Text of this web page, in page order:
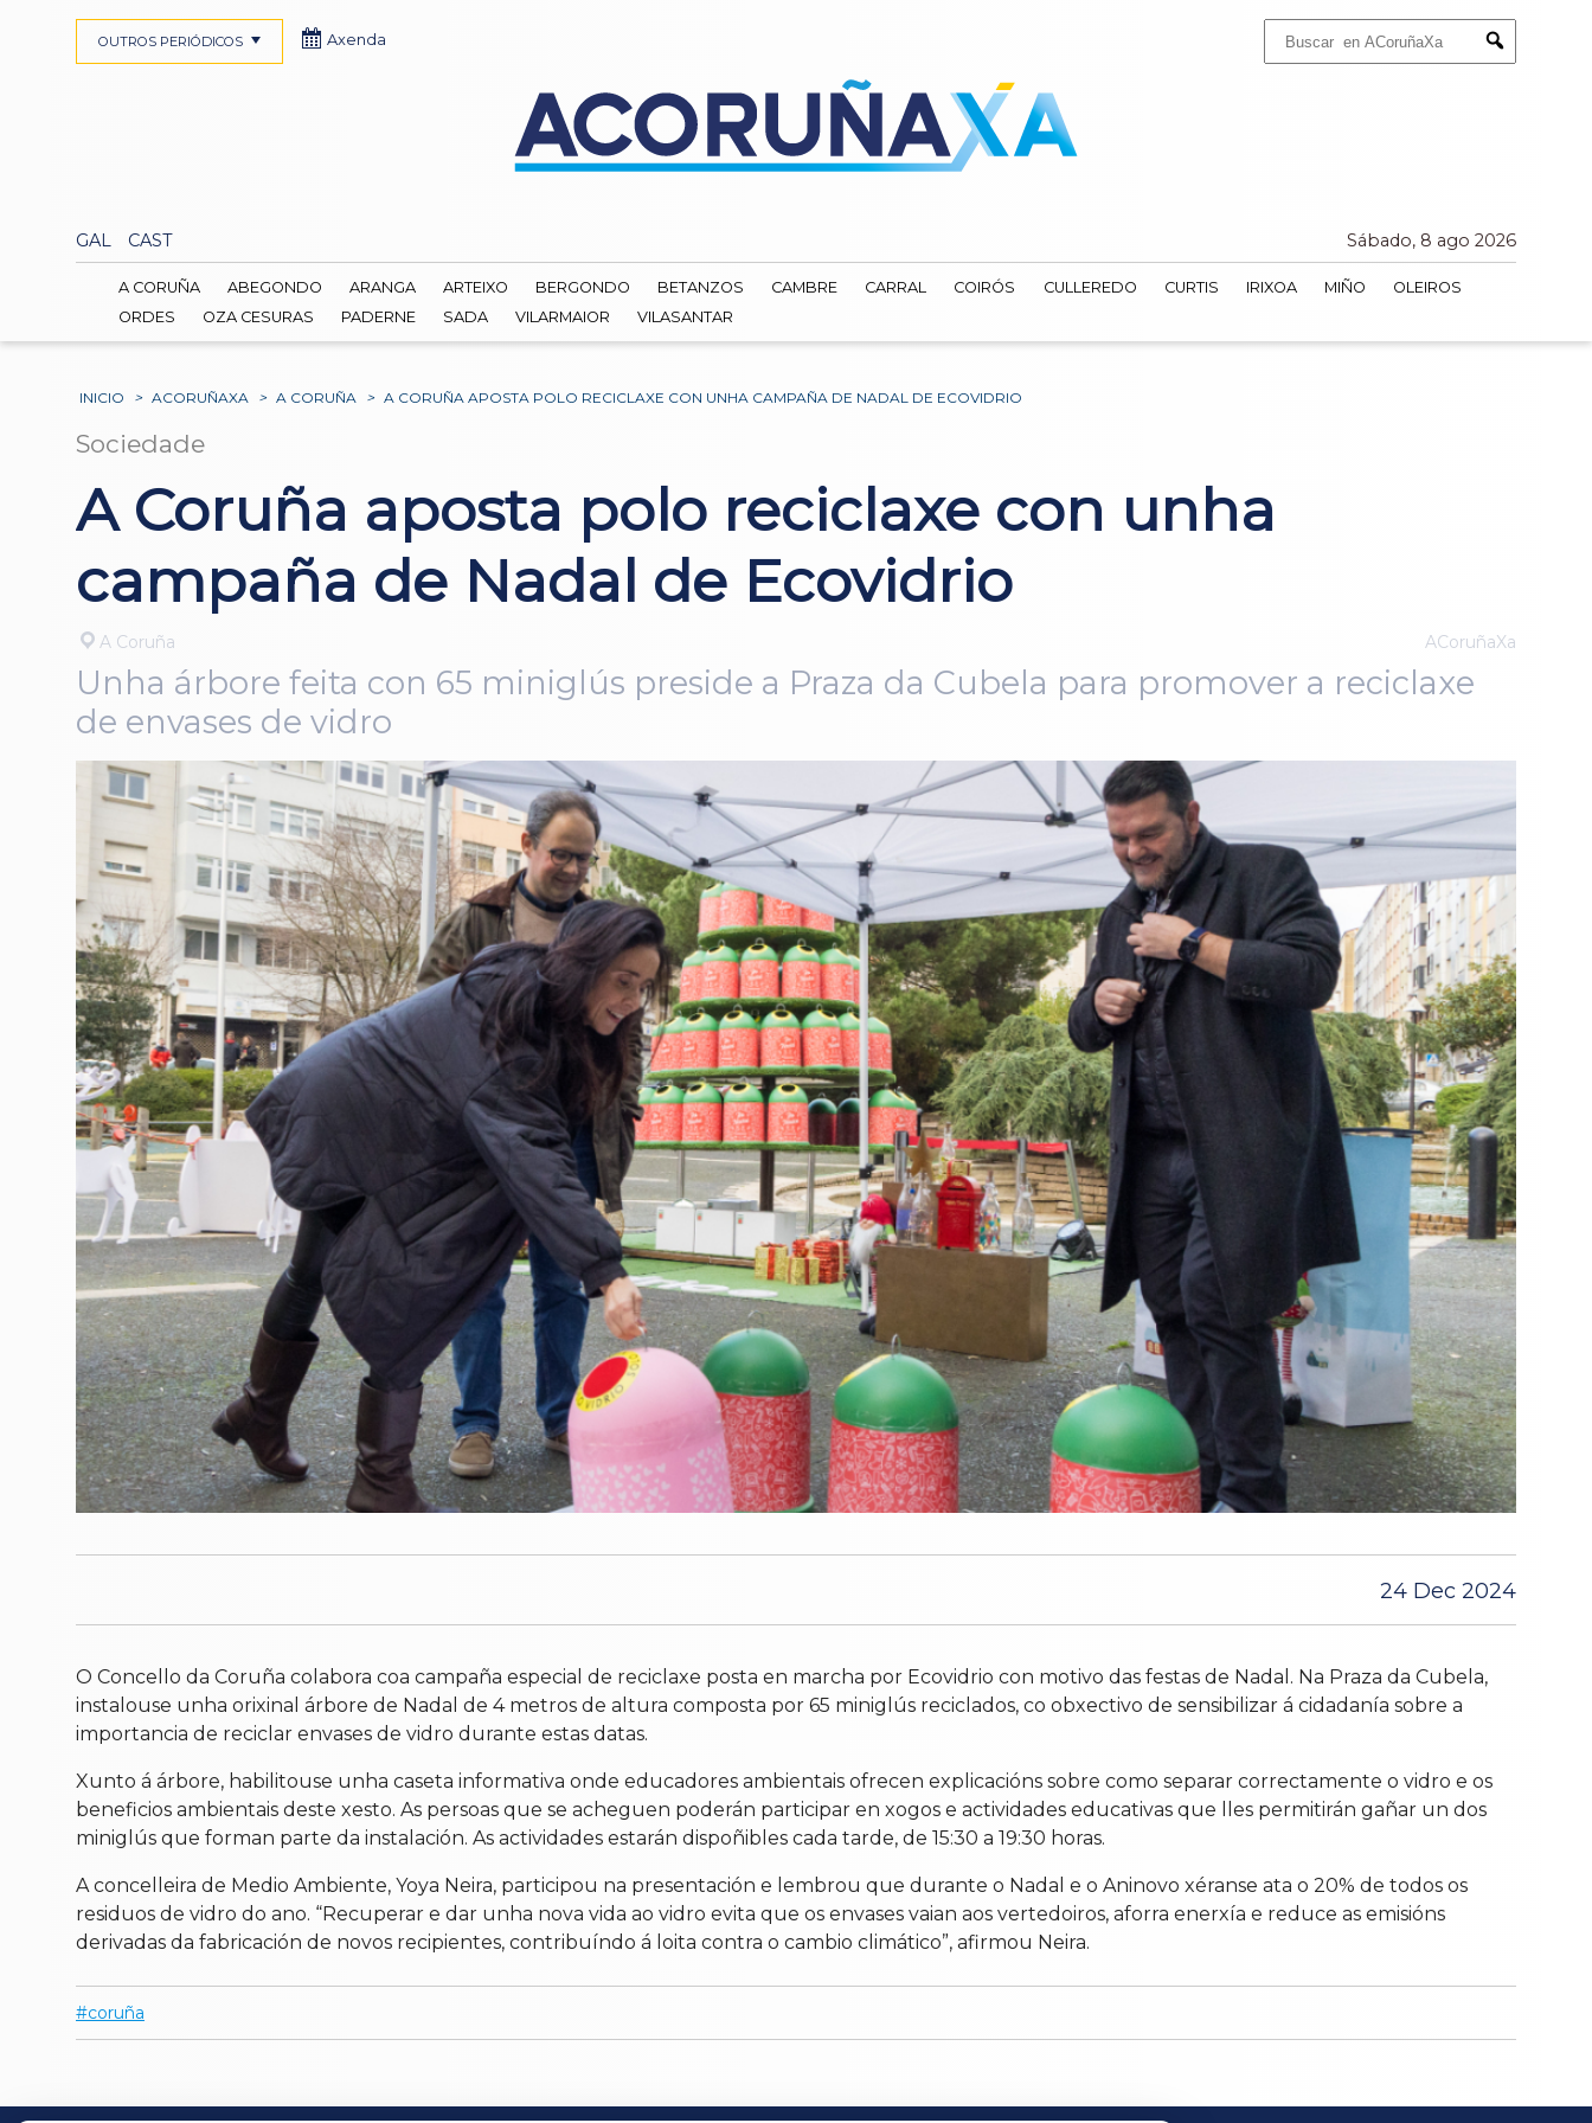
Submit
GAL CAST Sábado, 8 ago 2026
OUTROS PERIÓDICOS Axenda
A CORUÑA ABEGONDO ARANGA ARTEIXO BERGONDO BETANZOS CAMBRE CARRAL COIRÓS CULLEREDO CURTIS IRIXOA MIÑO
OLEIROS
ORDES
OZA CESURAS PADERNE SADA VILARMAIOR VILASANTAR
INICIO > ACORUÑAXA > A CORUÑA > A CORUÑA APOSTA POLO RECICLAXE CON UNHA CAMPAÑA DE NADAL DE ECOVIDRIO
Sociedade
A Coruña aposta polo reciclaxe con unha
campaña de Nadal de Ecovidrio
A Coruña ACoruñaXa
Unha árbore feita con 65 miniglús preside a Praza da Cubela para promover a reciclaxe
de envases de vidro
24 Dec 2024
O Concello da Coruña colabora coa campaña especial de reciclaxe posta en marcha por Ecovidrio con motivo das festas de Nadal. Na Praza da Cubela,
instalouse unha orixinal árbore de Nadal de 4 metros de altura composta por 65 miniglús reciclados, co obxectivo de sensibilizar á cidadanía sobre a
importancia de reciclar envases de vidro durante estas datas.
Xunto á árbore, habilitouse unha caseta informativa onde educadores ambientais ofrecen explicacións sobre como separar correctamente o vidro e os
beneficios ambientais deste xesto. As persoas que se acheguen poderán participar en xogos e actividades educativas que lles permitirán gañar un dos
miniglús que forman parte da instalación. As actividades estarán dispoñibles cada tarde, de 15:30 a 19:30 horas.
A concelleira de Medio Ambiente, Yoya Neira, participou na presentación e lembrou que durante o Nadal e o Aninovo xéranse ata o 20% de todos os
residuos de vidro do ano. “Recuperar e dar unha nova vida ao vidro evita que os envases vaian aos vertedoiros, aforra enerxía e reduce as emisións
derivadas da fabricación de novos recipientes, contribuíndo á loita contra o cambio climático”, afirmou Neira.
coruña